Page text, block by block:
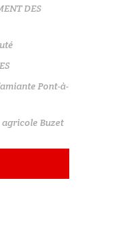
DES
Pont-à-
Buzet